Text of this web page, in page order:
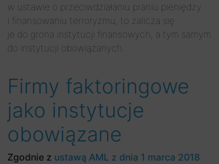
w ustawie o przeciwdziałaniu praniu pieniędzy
i finansowaniu terroryzmu, to zalicza się
je do grona instytucji finansowych, a tym samym
do instytucji obowiązanych.
Firmy faktoringowe
jako instytucje
obowiązane
Zgodnie z ustawą AML z dnia 1 marca 2018